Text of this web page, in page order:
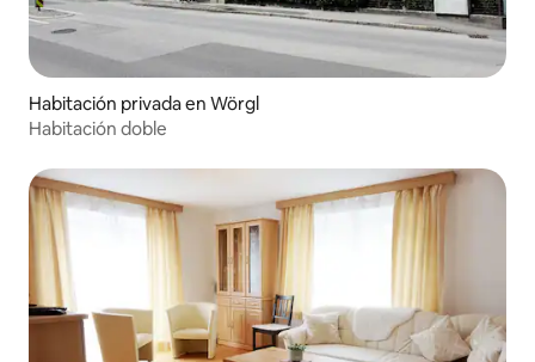
Habitación privada en Wörgl
Habitación doble